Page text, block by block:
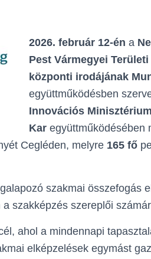
2026. február 12-én a
Pest Vármegyei
központi irodájának
együttműködésben
Innovációs
Kar együttműködésében
Cegléden, melyre 165 fő
szakmai összefogás
szakképzés szereplői
ahol a mindennapi
elképzelések egymást